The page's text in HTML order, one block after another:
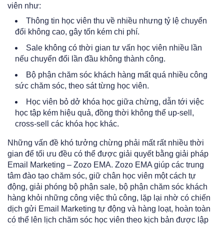
viên như:
Thông tin học viên thu về nhiều nhưng tỷ lệ chuyển
đổi không cao, gây tốn kém chi phí.
Sale không có thời gian tư vấn học viên nhiều lần
nếu chuyển đổi lần đầu không thành công.
Bộ phận chăm sóc khách hàng mất quá nhiều công
sức chăm sóc, theo sát từng học viên.
Học viên bỏ dở khóa học giữa chừng, dẫn tới việc
học tập kém hiệu quả, đồng thời không thể up-sell,
cross-sell các khóa học khác.
Những vấn đề khó tưởng chừng phải mất rất nhiều thời
gian để tối ưu đều có thể được giải quyết bằng giải pháp
Email Marketing – Zozo EMA. Zozo EMA giúp các trung
tâm đào tạo chăm sóc, giữ chân học viên một cách tự
động, giải phóng bộ phận sale, bộ phận chăm sóc khách
hàng khỏi những công việc thủ công, lặp lại nhờ có chiến
dịch gửi Email Marketing tự động và hàng loạt, hoàn toàn
có thể lên lịch chăm sóc học viên theo kịch bản được lập